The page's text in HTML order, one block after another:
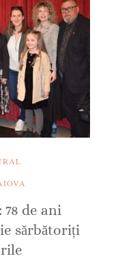
de ani
sărbătoriți